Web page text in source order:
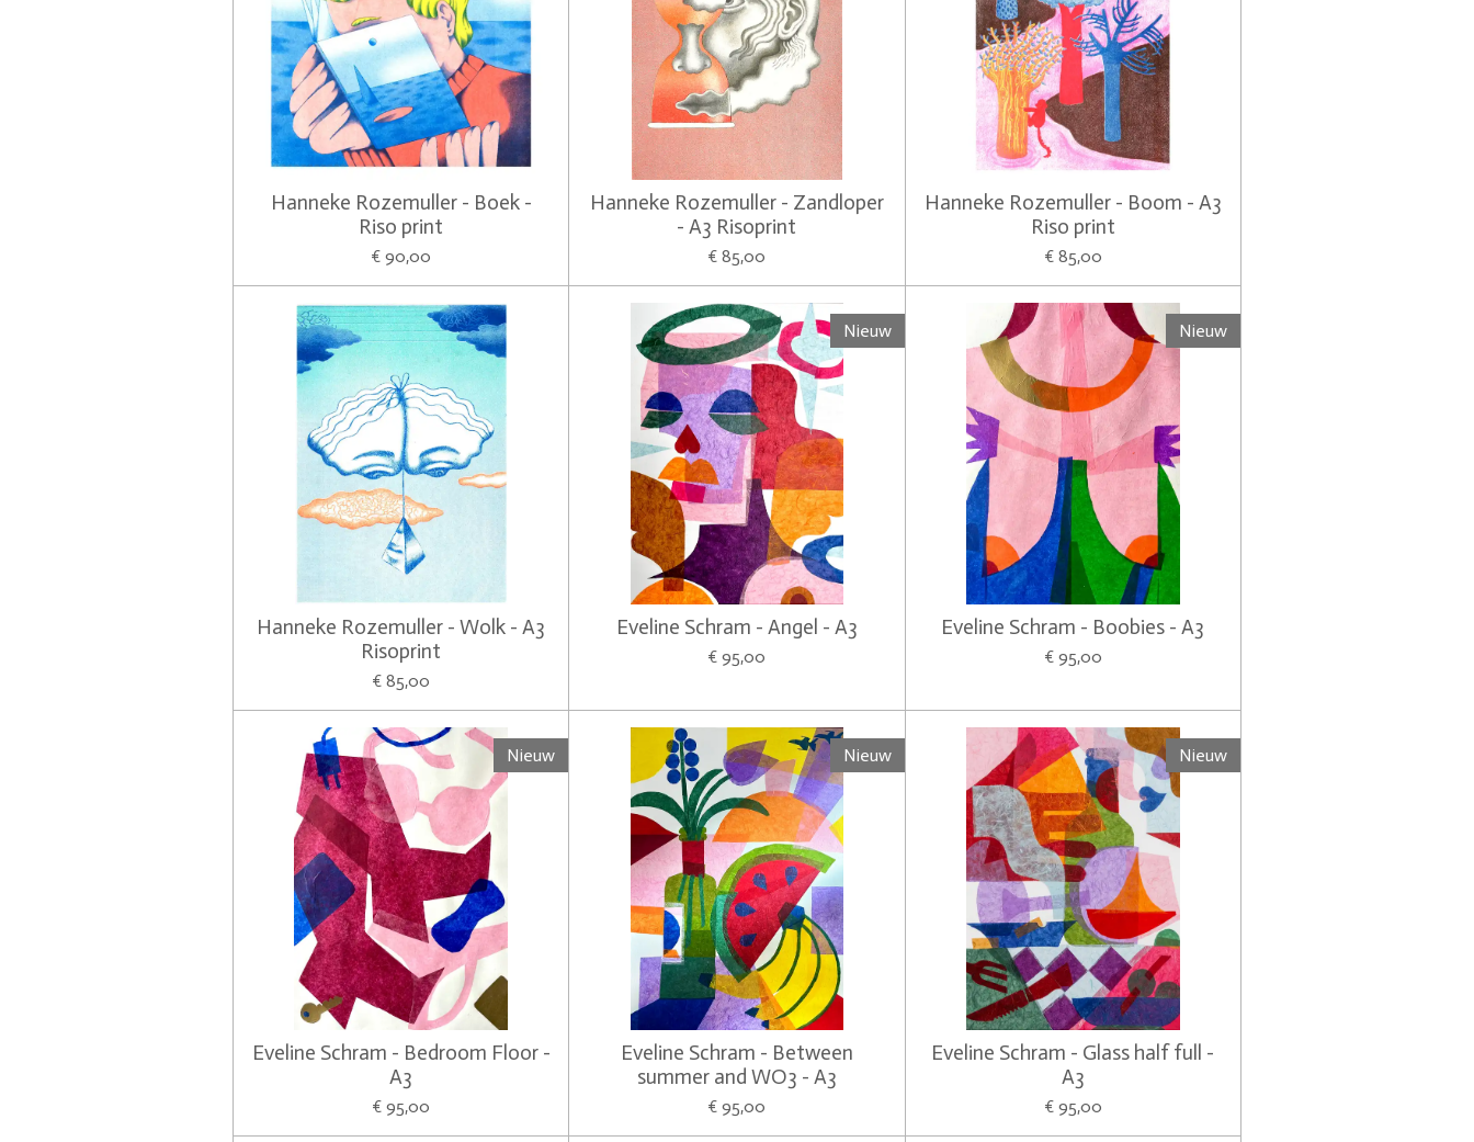
Hanneke Rozemuller - Boek -
Riso print
€ 90,00
Hanneke Rozemuller - Zandloper
- A3 Risoprint
€ 85,00
Hanneke Rozemuller - Boom - A3
Riso print
€ 85,00
Hanneke Rozemuller - Wolk - A3
Risoprint
€ 85,00
Nieuw
Eveline Schram - Angel - A3
€ 95,00
Nieuw
Eveline Schram - Boobies - A3
€ 95,00
Nieuw
Eveline Schram - Bedroom Floor -
A3
€ 95,00
Nieuw
Eveline Schram - Between
summer and WO3 - A3
€ 95,00
Nieuw
Eveline Schram - Glass half full -
A3
€ 95,00